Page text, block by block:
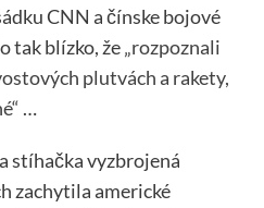
CNN a čínske bojové
tak blízko, že„rozpoznali
plutvách a rakety,
…
stíhačka vyzbrojená
zachytila ​​americké